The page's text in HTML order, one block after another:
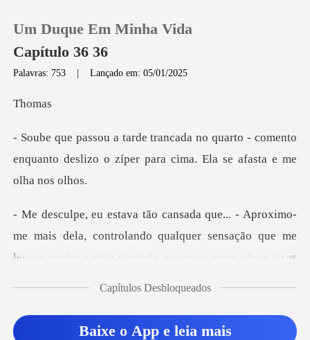
Loja
Histórico
Um Duque Em Minha Vida
Capítulo 36 36
Palavras: 753 |Lançado em: 05/01/2025
om
rto - comento
enquanto deslizo o zíper par
trolando qualquer sensação que me
leve a perder o meu controle e com os
Capítulos Desbloqueados
Baixe o App e leia mais